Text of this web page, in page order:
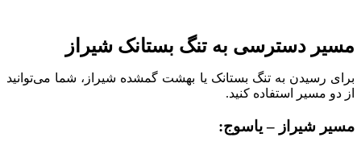
مسیر دسترسی به تنگ بستانک شیراز
برای رسیدن به تنگ بستانک یا بهشت گمشده شیراز، شما می‌توانید
از دو مسیر استفاده کنید.
مسیر شیراز – یاسوج: